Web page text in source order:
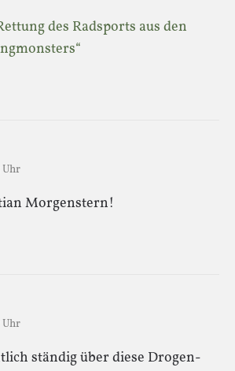
des Radsports aus den
Uhr
Morgenstern!
Uhr
ständig über diese Drogen-